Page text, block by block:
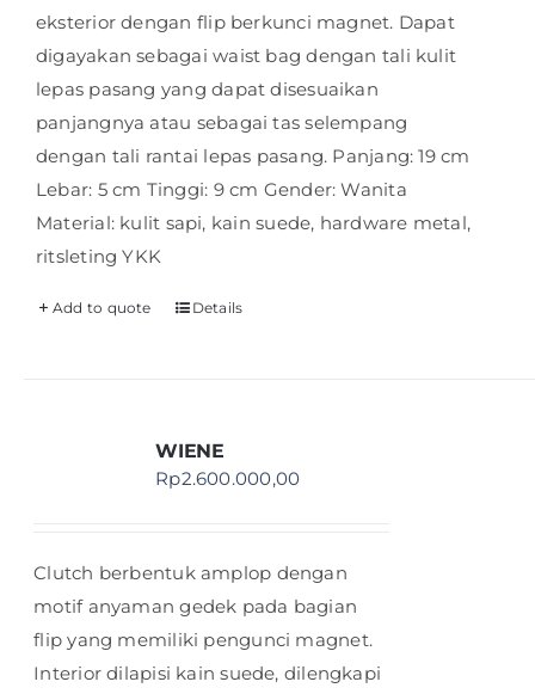
eksterior dengan flip berkunci magnet. Dapat
digayakan sebagai waist bag dengan tali kulit
lepas pasang yang dapat disesuaikan
panjangnya atau sebagai tas selempang
dengan tali rantai lepas pasang. Panjang: 19 cm
Lebar: 5 cm Tinggi: 9 cm Gender: Wanita
Material: kulit sapi, kain suede, hardware metal,
ritsleting YKK
Add to quote Details
WIENE
Rp2.600.000,00
Clutch berbentuk amplop dengan
motif anyaman gedek pada bagian
flip yang memiliki pengunci magnet.
Interior dilapisi kain suede, dilengkapi